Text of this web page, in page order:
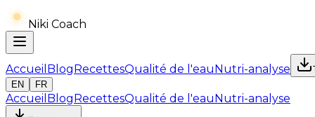
Niki Coach
Accueil BlogRecettesQualité de l'eauNutri-analyse
EN
FR
Accueil BlogRecettesQualité de l'eauNutri-analyse